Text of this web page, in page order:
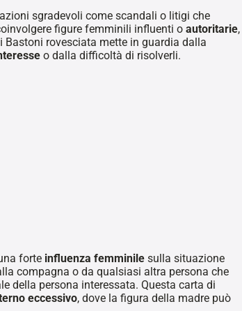
sgradevoli come scandali o litigi che
figure femminili influenti o autoritarie,
rovesciata mette in guardia dalla
o dalla difficoltà di risolverli.
forte influenza femminilesulla situazione
compagna o da qualsiasi altra persona che
della persona interessata. Questa carta di
eccessivo, dove la figura della madre può